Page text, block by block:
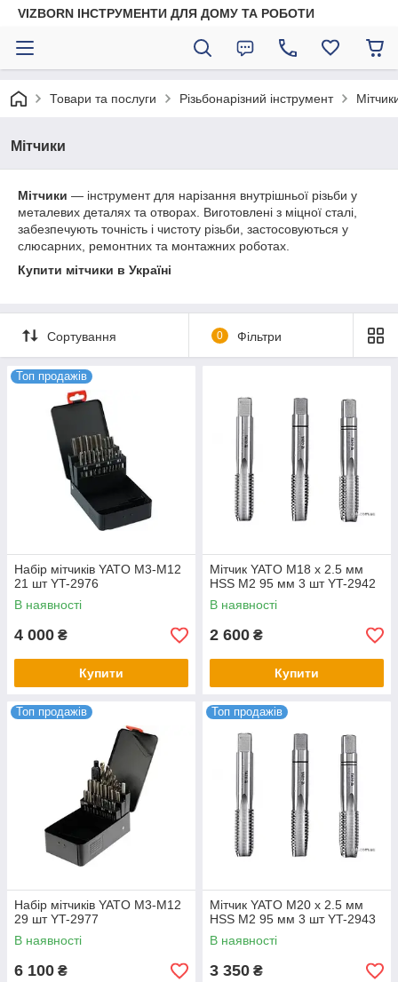
VIZBORN ІНСТРУМЕНТИ ДЛЯ ДОМУ ТА РОБОТИ
Товари та послуги Різьбонарізний інструмент
Мітчики
Мітчики — інструмент для нарізання внутрішньої різьби у
металевих деталях та отворах. Виготовлені з міцної сталі,
забезпечують точність і чистоту різьби, застосовуються у
слюсарних, ремонтних та монтажних роботах.
Купити мітчики в Україні
Сортування 0 Фільтри
Топ продажів
Набір мітчиків YATO М3-М12
21 шт YT-2976
В наявності
4 000 ₴
Купити
Мітчик YATO М18 х 2.5 мм
HSS М2 95 мм 3 шт YT-2942
В наявності
2 600 ₴
Купити
Топ продажів
Набір мітчиків YATO M3-М12
29 шт YT-2977
В наявності
6 100 ₴
Топ продажів
Мітчик YATO М20 х 2.5 мм
HSS М2 95 мм 3 шт YT-2943
В наявності
3 350 ₴